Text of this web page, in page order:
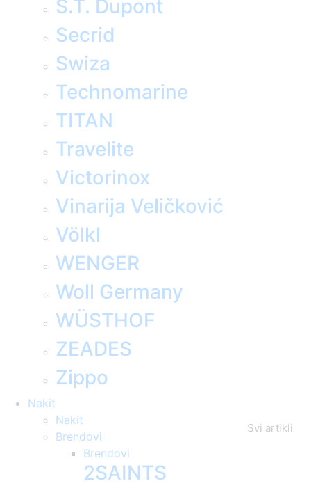
S.T. Dupont
Secrid
Swiza
Technomarine
TITAN
Travelite
Victorinox
Vinarija Veličković
Völkl
WENGER
Woll Germany
WÜSTHOF
ZEADES
Zippo
Nakit
Svi artikli
Nakit
Brendovi
Brendovi
2SAINTS